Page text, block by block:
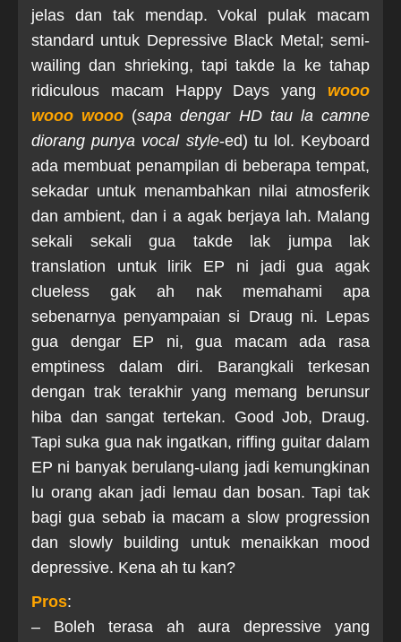
jelas dan tak mendap. Vokal pulak macam
standard untuk Depressive Black Metal; semi-
wailing dan shrieking, tapi takde la ke tahap
ridiculous macam Happy Days yang wooo
wooo wooo (sapa dengar HD tau la camne
diorang punya vocal style-ed) tu lol. Keyboard
ada membuat penampilan di beberapa tempat,
sekadar untuk menambahkan nilai atmosferik
dan ambient, dan i a agak berjaya lah. Malang
sekali sekali gua takde lak jumpa lak
translation untuk lirik EP ni jadi gua agak
clueless gak ah nak memahami apa
sebenarnya penyampaian si Draug ni. Lepas
gua dengar EP ni, gua macam ada rasa
emptiness dalam diri. Barangkali terkesan
dengan trak terakhir yang memang berunsur
hiba dan sangat tertekan. Good Job, Draug.
Tapi suka gua nak ingatkan, riffing guitar dalam
EP ni banyak berulang-ulang jadi kemungkinan
lu orang akan jadi lemau dan bosan. Tapi tak
bagi gua sebab ia macam a slow progression
dan slowly building untuk menaikkan mood
depressive. Kena ah tu kan?
Pros:
– Boleh terasa ah aura depressive yang